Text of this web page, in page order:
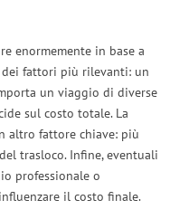
enormemente in base a
dei fattori più rilevanti: un
un viaggio di diverse
sul costo totale. La
altro fattore chiave: più
trasloco. Infine, eventuali
professionale o
il costo finale.